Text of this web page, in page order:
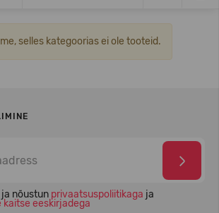
selles kategoorias ei ole tooteid.
ja nõustun privaatsuspoliitikaga ja
kaitse eeskirjadega